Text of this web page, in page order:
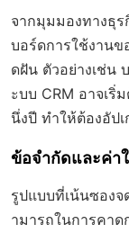
จากมุมมองทางธุ
บอร์ดการใช้งานข
ดฝัน ตัวอย่างเช่น
ะบบ CRM อาจเริ่
นึ่งปี ทำให้ต้องอัป
ข้อจำกัดและค่า
รูปแบบที่เน้นซอง
ามารถในการคา